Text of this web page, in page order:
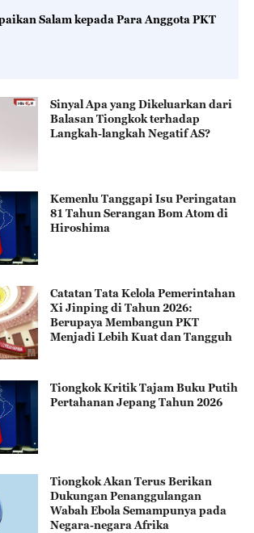
Salam kepada Para Anggota PKT
Sinyal Apa yang Dikeluarkan dari
Balasan Tiongkok terhadap
Langkah-langkah Negatif AS?
Kemenlu Tanggapi Isu Peringatan
81 Tahun Serangan Bom Atom di
Hiroshima
Catatan Tata Kelola Pemerintahan
Xi Jinping di Tahun 2026:
Berupaya Membangun PKT
Menjadi Lebih Kuat dan Tangguh
Tiongkok Kritik Tajam Buku Putih
Pertahanan Jepang Tahun 2026
Tiongkok Akan Terus Berikan
Dukungan Penanggulangan
Wabah Ebola Semampunya pada
Negara-negara Afrika